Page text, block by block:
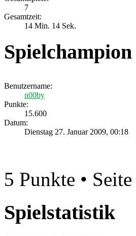
7
Gesamtzeit:
14 Min. 14 Sek.
Spielchampion
Benutzername:
n00by
Punkte:
15.600
Datum:
Dienstag 27. Januar 2009, 00:18
5 Punkte • Seite
Spielstatistik